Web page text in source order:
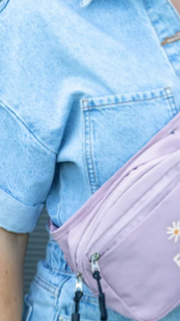
4,7 (na
Nasze prezenty
Google Reviews.
Darmowy
Stwórz coś
imieniem, swoim
poruszy serce.
tę chwilę.